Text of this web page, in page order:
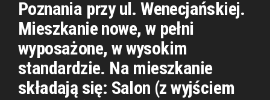
Poznania przy ul. Wenecjańskiej.
Mieszkanie nowe, w pełni
wyposażone, w wysokim
standardzie. Na mieszkanie
składają się: Salon (z wyjściem